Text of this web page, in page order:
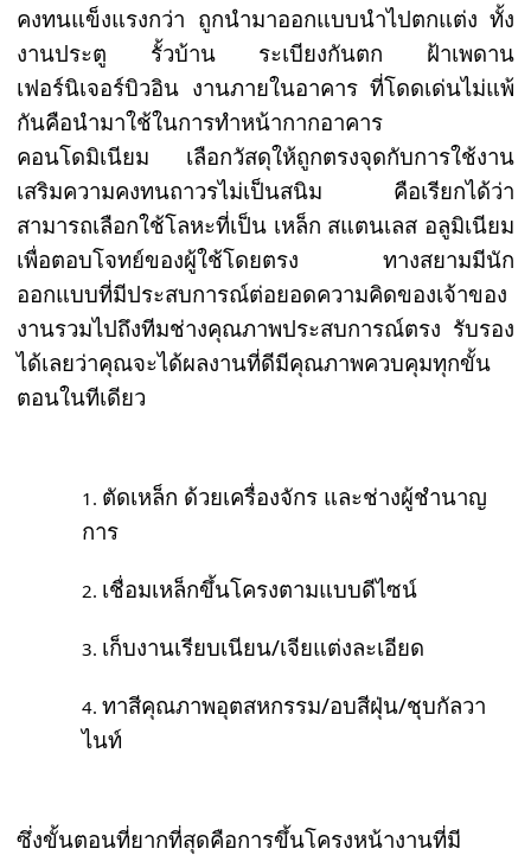
คงทนแข็งแรงกว่า ถูกนำมาออกแบบนำไปตกแต่ง ทั้ง
งานประตู รั้วบ้าน ระเบียงกันตก ฝ้าเพดาน
เฟอร์นิเจอร์บิวอิน งานภายในอาคาร ที่โดดเด่นไม่แพ้
กันคือนำมาใช้ในการทำหน้ากากอาคาร
คอนโดมิเนียม เลือกวัสดุให้ถูกตรงจุดกับการใช้งาน
เสริมความคงทนถาวรไม่เป็นสนิม คือเรียกได้ว่า
สามารถเลือกใช้โลหะที่เป็น เหล็ก สแตนเลส อลูมิเนียม
เพื่อตอบโจทย์ของผู้ใช้โดยตรง ทางสยามมีนัก
ออกแบบที่มีประสบการณ์ต่อยอดความคิดของเจ้าของ
งานรวมไปถึงทีมช่างคุณภาพประสบการณ์ตรง รับรอง
ได้เลยว่าคุณจะได้ผลงานที่ดีมีคุณภาพควบคุมทุกขั้น
ตอนในทีเดียว
ตัดเหล็ก ด้วยเครื่องจักร และช่างผู้ชำนาญ
การ
เชื่อมเหล็กขึ้นโครงตามแบบดีไซน์
เก็บงานเรียบเนียน/เจียแต่งละเอียด
ทาสีคุณภาพอุตสหกรรม/อบสีฝุ่น/ชุบกัลวา
ไนท์
ซึ่งขั้นตอนที่ยากที่สุดคือการขึ้นโครงหน้างานที่มี